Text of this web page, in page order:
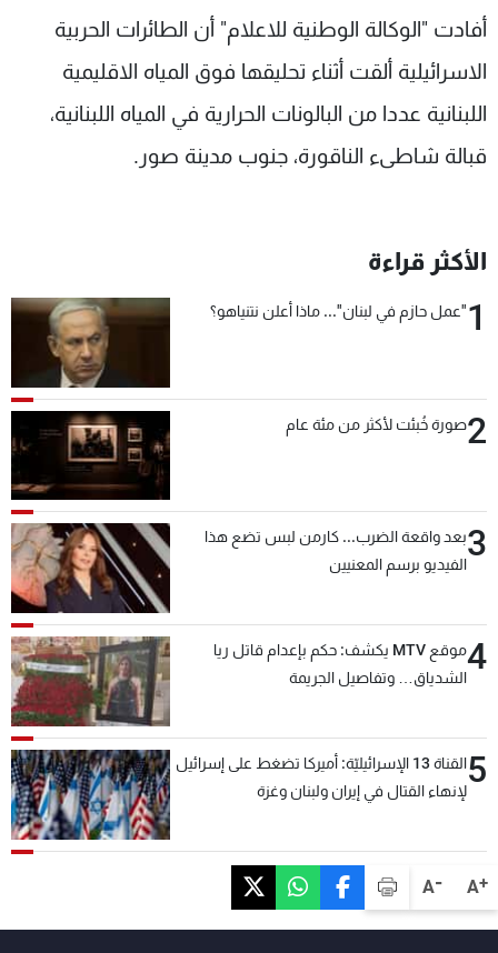
A+
A-
أفادت "الوكالة الوطنية للاعلام" أن الطائرات الحربية
الاسرائيلية ألقت أثناء تحليقها فوق المياه الاقليمية
اللبنانية عددا من البالونات الحرارية في المياه اللبنانية،
قبالة شاطىء الناقورة، جنوب مدينة صور.
الأكثر قراءة
1"عمل حازم في لبنان"... ماذا أعلن نتنياهو؟
2صورة خُبئت لأكثر من مئة عام
3بعد واقعة الضرب... كارمن لبس تضع هذا
الفيديو برسم المعنيين
4
موقع MTV يكشف: حكم بإعدام قاتل ريا
الشدياق… وتفاصيل الجريمة
5
القناة 13 الإسرائيليّة: أميركا تضغط على إسرائيل
لإنهاء القتال في إيران ولبنان وغزة
الترددات
عن MTV
الإنـتـاج
لاعلاناتكم
وظائف
تواصل معنا
شروط الإسـتخدام
سياسة الخصوصية